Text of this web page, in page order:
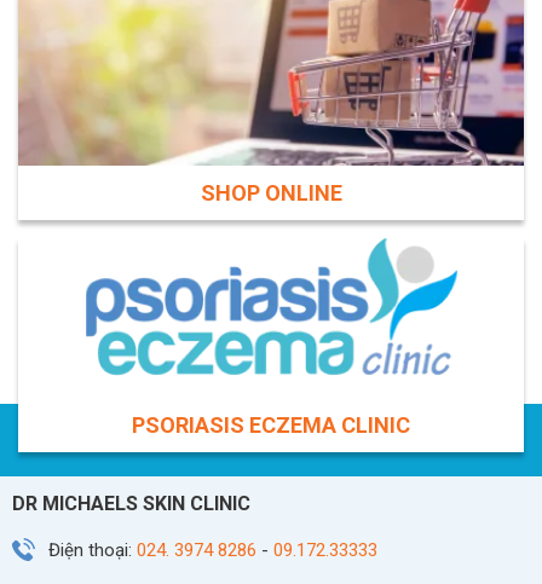
SHOP ONLINE
PSORIASIS ECZEMA CLINIC
DR MICHAELS SKIN CLINIC
Điện thoại: 024. 3974 8286 - 09.172.33333